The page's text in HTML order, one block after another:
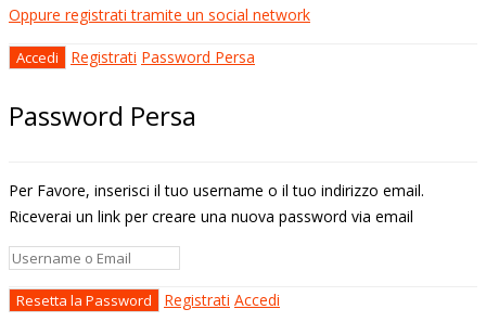
Oppure registrati tramite un social network
Registrati Password Persa
Password Persa
Per Favore, inserisci il tuo username o il tuo indirizzo email.
Riceverai un link per creare una nuova password via email
Registrati Accedi